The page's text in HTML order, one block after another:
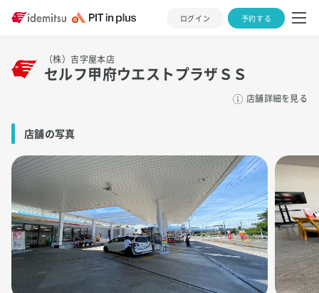
ログイン 予約する
（株）吉字屋本店
セルフ甲府ウエストプラザＳＳ
店舗詳細を見る
店舗の写真